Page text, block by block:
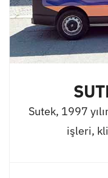
Sutek, 1997
işleri,